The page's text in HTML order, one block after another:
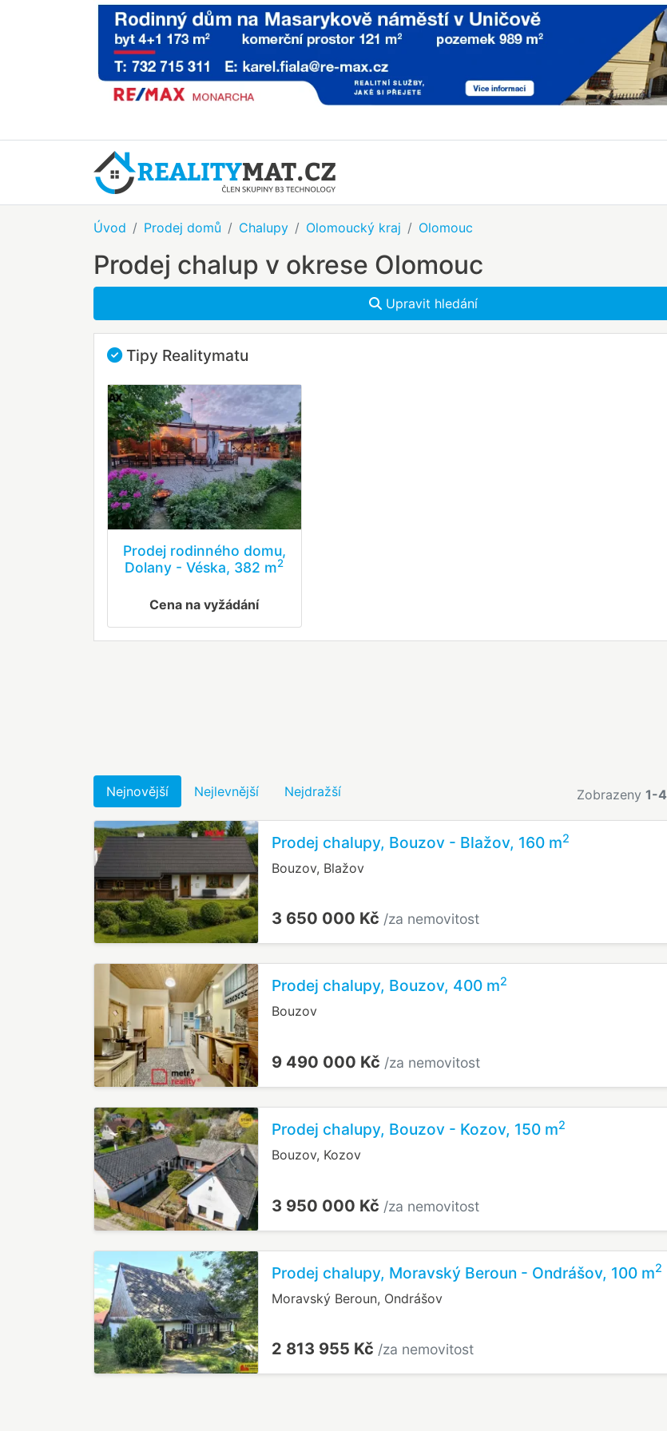
Úvod Prodej domů Chalupy Olomoucký kraj Olomouc
Prodej chalup v okrese Olomouc
Upravit hledání
Tipy Realitymatu
Prodej rodinného domu,
Dolany - Véska, 382 m2
Cena na vyžádání
Nejnovější Nejlevnější Nejdražší Zobrazeny 1-4
Prodej chalupy, Bouzov - Blažov, 160 m2
Bouzov, Blažov
3 650 000 Kč /za nemovitost
Prodej chalupy, Bouzov, 400 m2
Bouzov
9 490 000 Kč /za nemovitost
Prodej chalupy, Bouzov - Kozov, 150 m2
Bouzov, Kozov
3 950 000 Kč /za nemovitost
Prodej chalupy, Moravský Beroun - Ondrášov, 100 m2
Moravský Beroun, Ondrášov
2 813 955 Kč /za nemovitost